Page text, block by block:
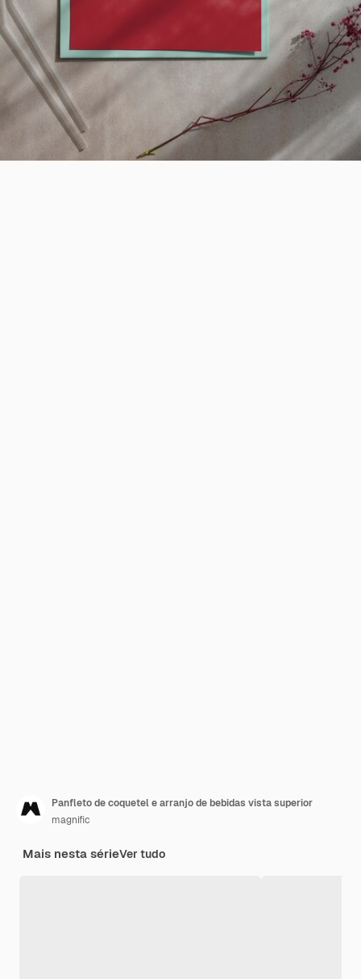
Panfleto de coquetel e arranjo de bebidas vista superior
magnific
Mais nesta sérieVer tudo